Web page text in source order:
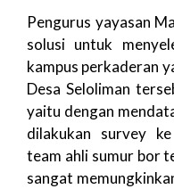
Pengurus yayasan
solusi untuk
kampus perkaderan
Desa Seloliman
yaitu dengan
dilakukan survey
team ahli sumur bor
sangat